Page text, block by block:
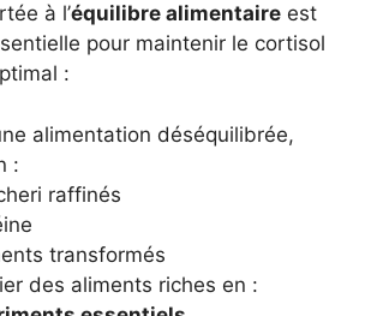
à l’équilibre alimentaire est
pour maintenir le cortisol
:
alimentation déséquilibrée,
:
raffinés
transformés
des aliments riches en :